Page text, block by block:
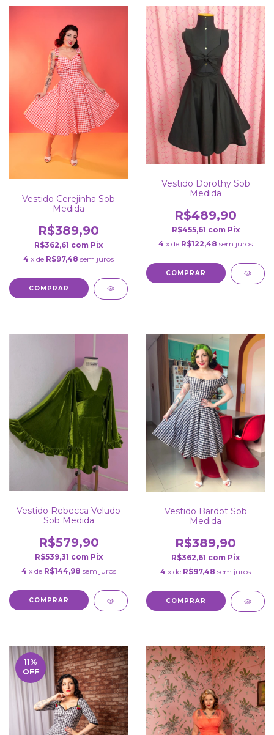
Vestido Cerejinha Sob
Medida
R$389,90
R$362,61 com Pix
4 x de R$97,48 sem juros
COMPRAR
Vestido Dorothy Sob
Medida
R$489,90
R$455,61 com Pix
4 x de R$122,48 sem juros
COMPRAR
Vestido Rebecca Veludo
Sob Medida
R$579,90
R$539,31 com Pix
4 x de R$144,98 sem juros
COMPRAR
Vestido Bardot Sob
Medida
R$389,90
R$362,61 com Pix
4 x de R$97,48 sem juros
COMPRAR
11%
OFF